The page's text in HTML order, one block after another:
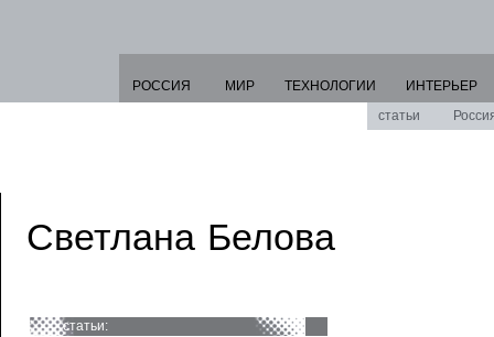
РОССИЯ МИР ТЕХНОЛОГИИ
ИНТЕРЬЕР
статьи
Светлана Белова
статьи: